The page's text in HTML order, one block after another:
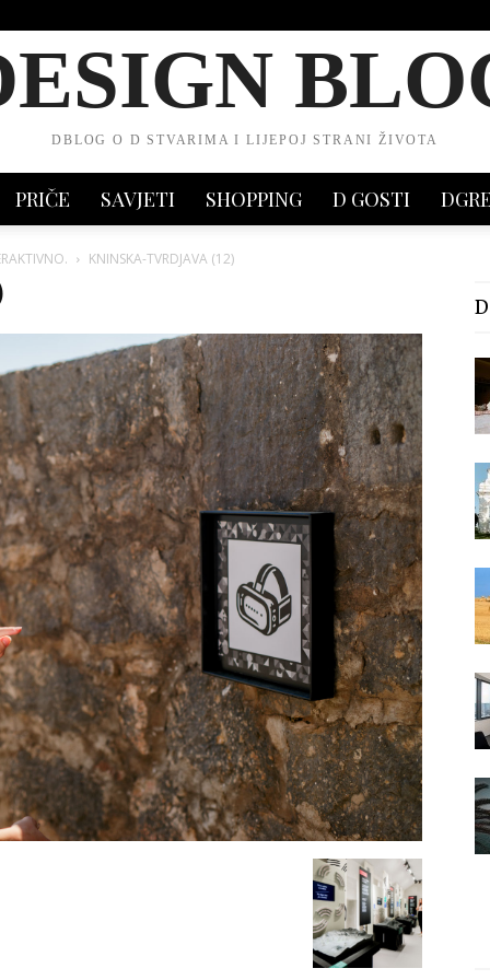
DBLOG O D STVARIMA I LIJEPOJ STRANI ŽIVOTA
PRIČE SAVJETI SHOPPING D GOSTI
KNINSKA-TVRDJAVA (12)